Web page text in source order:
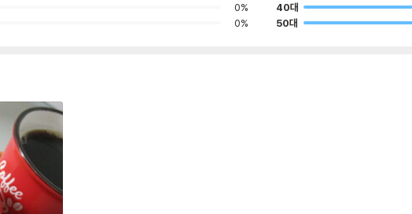
0%
0%
40대
50대